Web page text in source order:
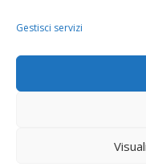
Gestisci servizi